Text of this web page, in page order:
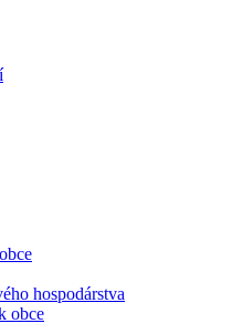
hospodárstva
obce